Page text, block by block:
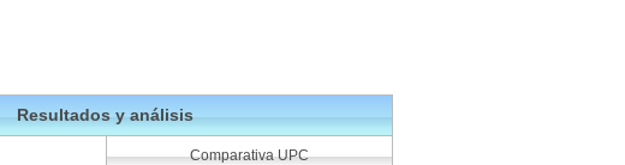
Resultados y análisis
Comparativa UPC